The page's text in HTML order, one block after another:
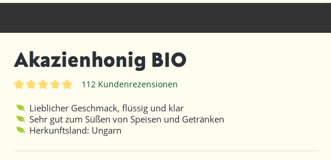
Akazienhonig BIO
112 Kundenrezensionen
Lieblicher Geschmack, flüssig und klar
Sehr gut zum Süßen von Speisen und Getränken
Herkunftsland: Ungarn